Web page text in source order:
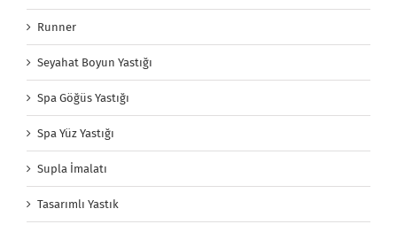
Runner
Seyahat Boyun Yastığı
Spa Göğüs Yastığı
Spa Yüz Yastığı
Supla İmalatı
Tasarımlı Yastık